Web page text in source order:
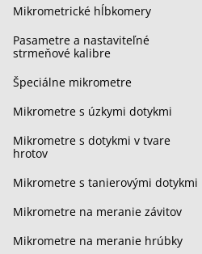
Mikrometrické hĺbkomery
Pasametre a nastaviteľné
strmeňové kalibre
Špeciálne mikrometre
Mikrometre s úzkymi dotykmi
Mikrometre s dotykmi v tvare
hrotov
Mikrometre s tanierovými dotykmi
Mikrometre na meranie závitov
Mikrometre na meranie hrúbky